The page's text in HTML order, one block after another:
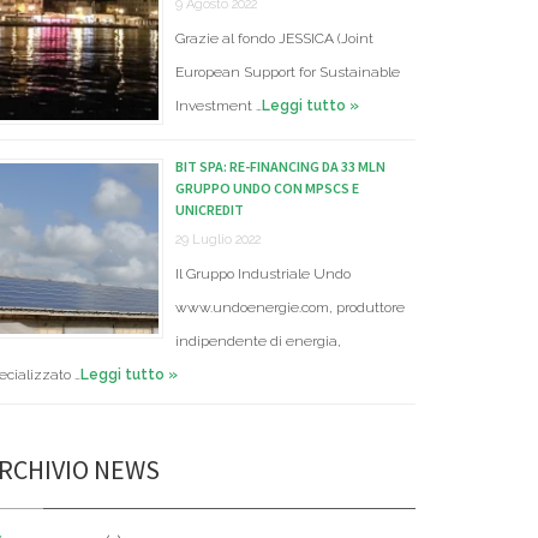
9 Agosto 2022
Grazie al fondo JESSICA (Joint
European Support for Sustainable
Investment …Leggi tutto »
BIT SPA: RE-FINANCING DA 33 MLN
GRUPPO UNDO CON MPSCS E
UNICREDIT
29 Luglio 2022
Il Gruppo Industriale Undo
www.undoenergie.com, produttore
indipendente di energia,
…Leggi tutto »
NEWS